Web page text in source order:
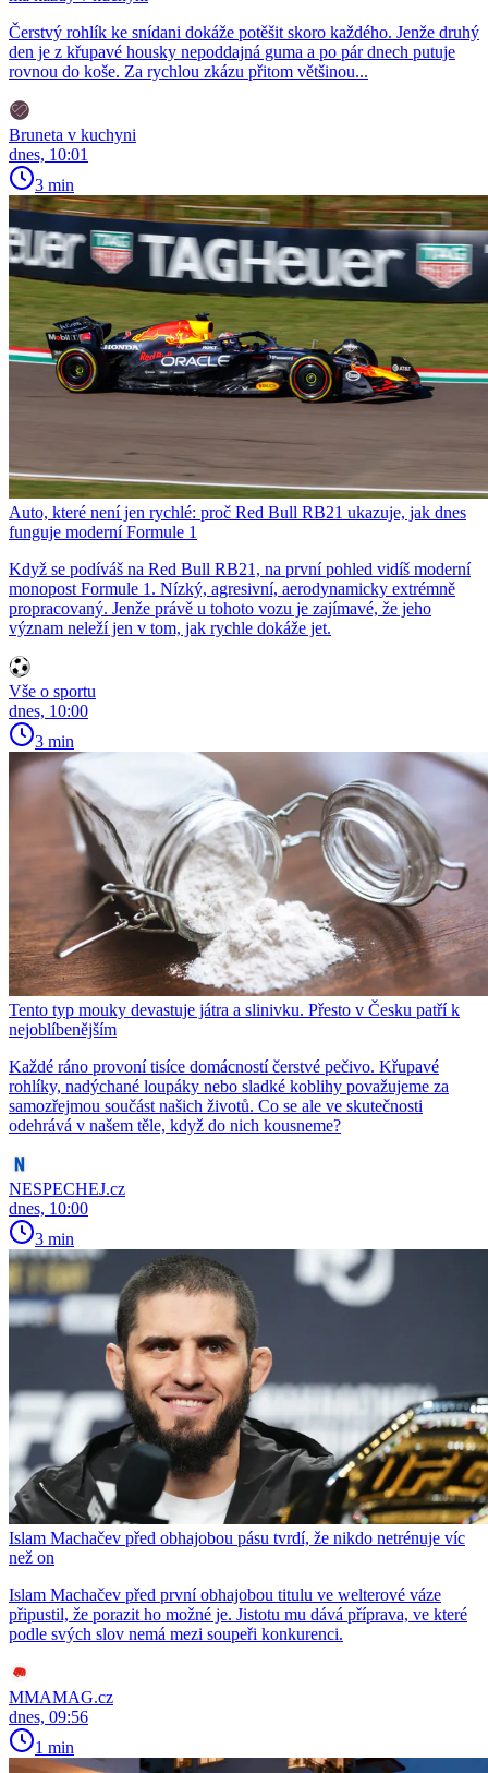
Čerstvý rohlík ke snídani dokáže potěšit skoro každého. Jenže druhý
den je z křupavé housky nepoddajná guma a po pár dnech putuje
rovnou do koše. Za rychlou zkázu přitom většinou...
Bruneta v kuchyni
dnes, 10:01
3 min
Auto, které není jen rychlé: proč Red Bull RB21 ukazuje, jak dnes
funguje moderní Formule 1
Když se podíváš na Red Bull RB21, na první pohled vidíš moderní
monopost Formule 1. Nízký, agresivní, aerodynamicky extrémně
propracovaný. Jenže právě u tohoto vozu je zajímavé, že jeho
význam neleží jen v tom, jak rychle dokáže jet.
Vše o sportu
dnes, 10:00
3 min
Tento typ mouky devastuje játra a slinivku. Přesto v Česku patří k
nejoblíbenějším
Každé ráno provoní tisíce domácností čerstvé pečivo. Křupavé
rohlíky, nadýchané loupáky nebo sladké koblihy považujeme za
samozřejmou součást našich životů. Co se ale ve skutečnosti
odehrává v našem těle, když do nich kousneme?
NESPECHEJ.cz
dnes, 10:00
3 min
Islam Machačev před obhajobou pásu tvrdí, že nikdo netrénuje víc
než on
Islam Machačev před první obhajobou titulu ve welterové váze
připustil, že porazit ho možné je. Jistotu mu dává příprava, ve které
podle svých slov nemá mezi soupeři konkurenci.
MMAMAG.cz
dnes, 09:56
1 min